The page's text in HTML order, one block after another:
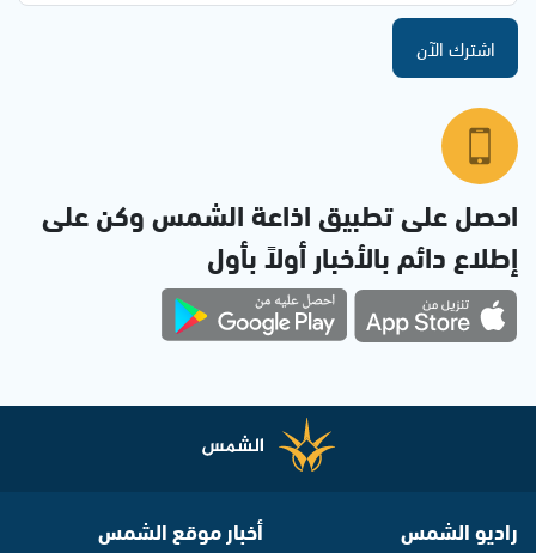
اشترك الآن
احصل على تطبيق اذاعة الشمس وكن على
إطلاع دائم بالأخبار أولاً بأول
راديو الشمس أخبار موقع الشمس